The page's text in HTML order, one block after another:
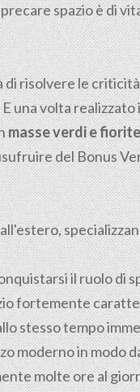
spazio è di
risolvere le
una volta
masse verdi e
del Bonus
il ruolo di
fortemente
stesso tempo
moderno in modo
molte ore al